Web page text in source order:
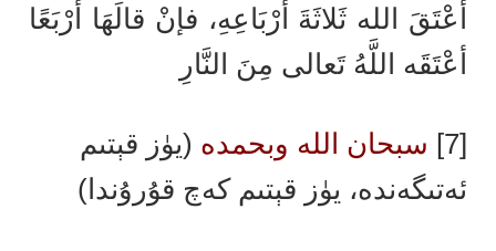
أَعْتَقَ الله ثَلاثَةَ أرْبَاعِهِ، فإنْ قالَهَا أَرْبَعًا
أعْتَقَه اللَّهُ تَعالى مِنَ النَّارِ
[7] سبحان الله وبحمده (يۈز قېتىم
ئەتىگەندە، يۈز قېتىم كەچ قۇرۇندا)